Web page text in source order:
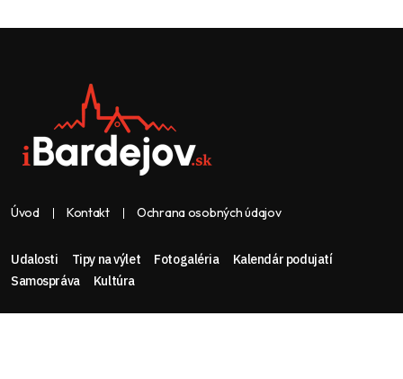
Úvod Kontakt Ochrana osobných údajov
Udalosti Tipy na výlet Fotogaléria
Kalendár podujatí
Samospráva
Kultúra